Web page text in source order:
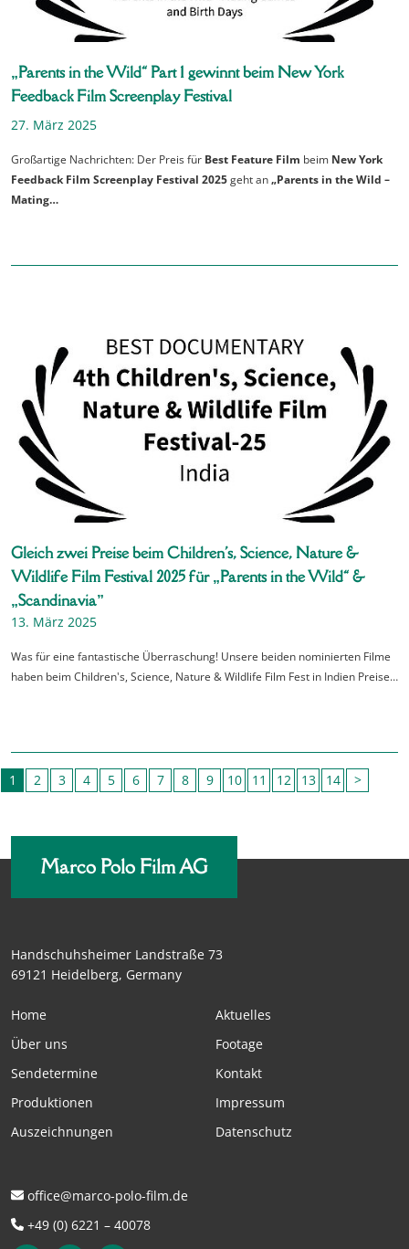
„Parents in the Wild“ Part 1 gewinnt beim New York
Feedback Film Screenplay Festival
27. März 2025
Großartige Nachrichten: Der Preis für Best Feature Film beim New York
Feedback Film Screenplay Festival 2025geht an „Parents in the Wild –
Mating…
Gleich zwei Preise beim Children's, Science, Nature &
Wildlife Film Festival 2025 für „Parents in the Wild“ &
„Scandinavia”
13. März 2025
Was für eine fantastische Überraschung! Unsere beiden nominierten Filme
haben beim Children's, Science, Nature & Wildlife Film Fest in Indien Preise…
1 2 3 4 5 6 7 8 9 10 11 12 13 14 >
Marco Polo Film AG
Handschuhsheimer Landstraße 73
69121 Heidelberg, Germany
Home
Über uns
Sendetermine
Produktionen
Auszeichnungen
Aktuelles
Footage
Kontakt
Impressum
Datenschutz
office@marco-polo-film.de
+49 (0) 6221 – 40078